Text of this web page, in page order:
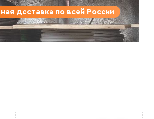
доставка по всей России